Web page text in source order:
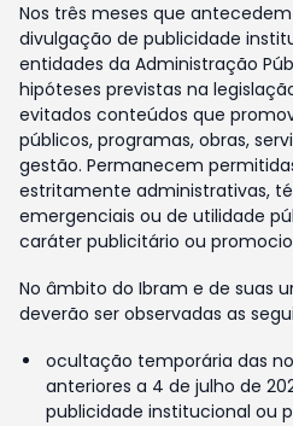
Nos três meses que
divulgação de publicidade
entidades da Administração
hipóteses previstas na
evitados conteúdos que
públicos, programas, obras,
gestão. Permanecem
estritamente administrativas,
emergenciais ou de utilidade
caráter publicitário ou
No âmbito do Ibram e de suas
deverão ser observadas as
ocultação temporária das
anteriores a 4 de julho de
publicidade institucional ou